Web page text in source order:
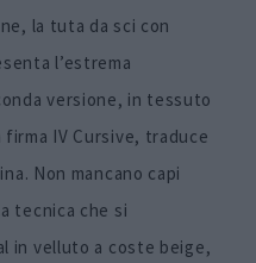
la tuta da sci con
l’estrema
versione, in tessuto
IV Cursive, traduce
Non mancano capi
tecnica che si
in velluto a coste beige,